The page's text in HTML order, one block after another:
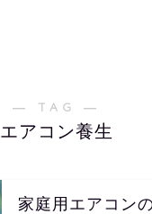
― TAG ―
エアコン養生
家庭用エアコン